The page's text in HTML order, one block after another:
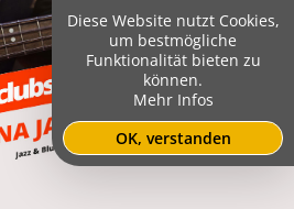
Diese Website nutzt Cookies,
um bestmögliche
Funktionalität bieten zu
können.
Mehr Infos
OK, verstanden